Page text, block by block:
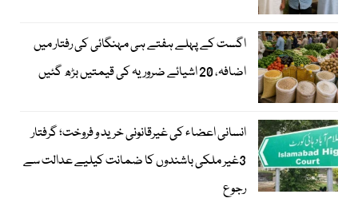
اگست کے پہلے ہفتے ہی مہنگائی کی رفتار میں
اضافہ، 20 اشیائے ضروریہ کی قیمتیں بڑھ گئیں
انسانی اعضاء کی غیرقانونی خرید و فروخت؛ گرفتار
3غیر ملکی باشندوں کا ضمانت کیلیے عدالت سے
رجوع